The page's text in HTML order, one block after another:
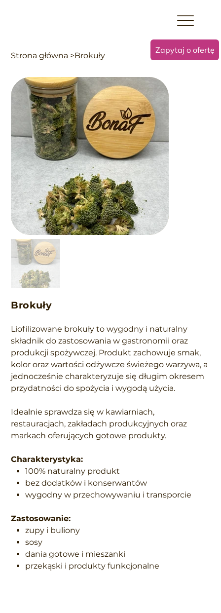
Strona główna >Brokuły
Brokuły
Liofilizowane brokuły to wygodny i naturalny
składnik do zastosowania w gastronomii oraz
produkcji spożywczej. Produkt zachowuje smak,
kolor oraz wartości odżywcze świeżego warzywa, a
jednocześnie charakteryzuje się długim okresem
przydatności do spożycia i wygodą użycia.
Idealnie sprawdza się w kawiarniach,
restauracjach, zakładach produkcyjnych oraz
markach oferujących gotowe produkty.
Charakterystyka:
100% naturalny produkt
bez dodatków i konserwantów
wygodny w przechowywaniu i transporcie
Zastosowanie:
zupy i buliony
sosy
dania gotowe i mieszanki
przekąski i produkty funkcjonalne
Zapytaj o ofertę